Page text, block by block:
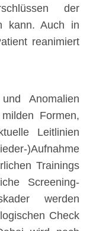
der
kann. Auch in
reanimiert
Anomalien
Formen,
Leitlinien
)Aufnahme
Trainings
Screening-
werden
Check